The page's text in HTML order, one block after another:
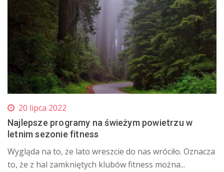
20 lipca 2022
Najlepsze programy na świeżym powietrzu w
letnim sezonie fitness
Wygląda na to, że lato wreszcie do nas wróciło. Oznacza
to, że z hal zamkniętych klubów fitness można...